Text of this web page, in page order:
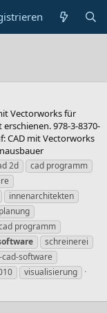
Vectorworks für
978-3-8370-
CAD mit Vectorworks
2d
cad programm
innenarchitekten
planung
programm
schreinerei
software
visualisierung